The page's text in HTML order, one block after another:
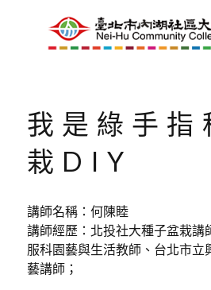
我是綠手指
栽DIY
講師名稱：何陳睦
講師經歷：北投社大種子盆栽講
服科園藝與生活教師、台北市立
藝講師；